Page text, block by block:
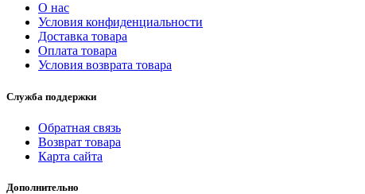
О нас
Условия конфиденциальности
Доставка товара
Оплата товара
Условия возврата товара
Служба поддержки
Обратная связь
Возврат товара
Карта сайта
Дополнительно